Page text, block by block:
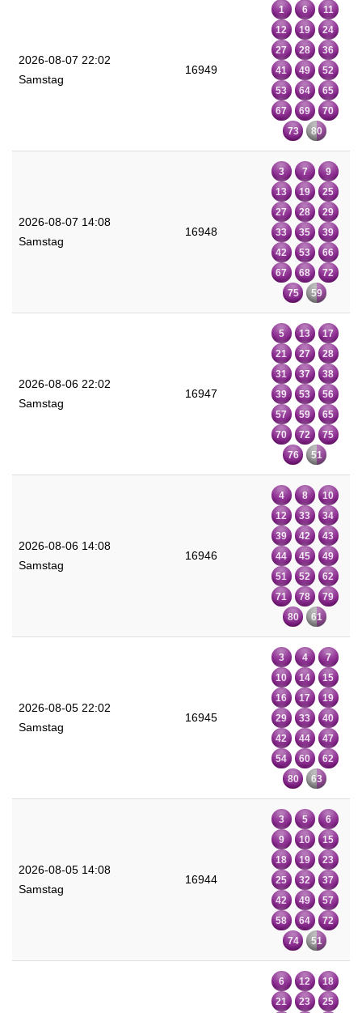
2026-08-07 22:02
Samstag
16949
1 6
11
12
19
24
27
28
36
41
49
52
53
64
65
67
69
70
73
80
2026-08-07 14:08
Samstag
16948
3 7
9
13
19
25
27
28
29
33
35
39
42
53
66
67
68
72
75
59
2026-08-06 22:02
Samstag
16947
5 13
17
21
27
28
31
37
38
39
53
56
57
59
65
70
72
75
76
51
2026-08-06 14:08
Samstag
16946
4 8
10
12
33
34
39
42
43
44
45
49
51
52
62
71
78
79
80
61
2026-08-05 22:02
Samstag
16945
3 4
7
10
14
15
16
17
19
29
33
40
42
44
47
54
60
62
80
63
2026-08-05 14:08
Samstag
16944
3 5
6
9
10
15
18
19
23
25
32
37
42
49
57
58
64
72
74
51
6 12
18
21
23 25